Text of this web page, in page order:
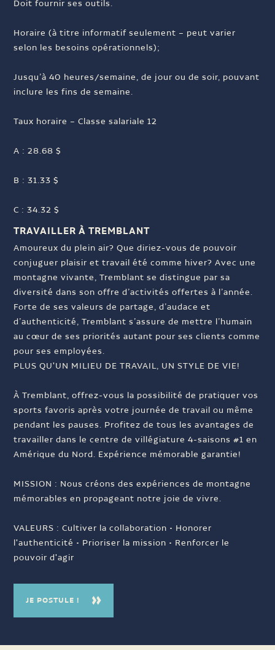
Doit fournir ses outils.
Horaire (à titre informatif seulement – peut varier
selon les besoins opérationnels);
Jusqu’à 40 heures/semaine, de jour ou de soir, pouvant
inclure les fins de semaine.
Taux horaire – Classe salariale 12
A : 28.68 $
B : 31.33 $
C : 34.32 $
TRAVAILLER À TREMBLANT
Amoureux du plein air? Que diriez-vous de pouvoir
conjuguer plaisir et travail été comme hiver? Avec une
montagne vivante, Tremblant se distingue par sa
diversité dans son offre d’activités offertes à l’année.
Forte de ses valeurs de partage, d’audace et
d’authenticité, Tremblant s’assure de mettre l’humain
au cœur de ses priorités autant pour ses clients comme
pour ses employées.
PLUS QU'UN MILIEU DE TRAVAIL, UN STYLE DE VIE!
À Tremblant, offrez-vous la possibilité de pratiquer vos
sports favoris après votre journée de travail ou même
pendant les pauses. Profitez de tous les avantages de
travailler dans le centre de villégiature 4-saisons #1 en
Amérique du Nord. Expérience mémorable garantie!
MISSION : Nous créons des expériences de montagne
mémorables en propageant notre joie de vivre.
VALEURS : Cultiver la collaboration • Honorer
l'authenticité • Prioriser la mission • Renforcer le
pouvoir d'agir
JE POSTULE !